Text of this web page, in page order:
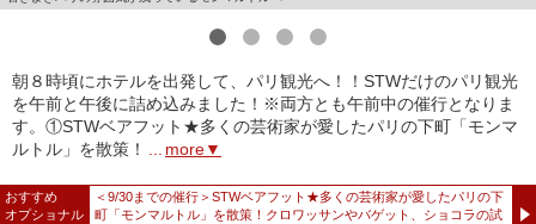
朝８時頃にホテルを出発して、パリ観光へ！！STWだけのパリ観光
を午前と午後に詰め込みました！※両方とも午前中の催行となりま
す。①STWベアフット★多くの芸術家が愛したパリの下町「モンマ
ルトル」を散策！ ... more▼
おすすめ
オプショナル
＜9/30までの催行＞STWベアフット★多くの芸術家が愛したパリの下
町「モンマルトル」を散策！クロワッサンやバゲット、ショコラの試